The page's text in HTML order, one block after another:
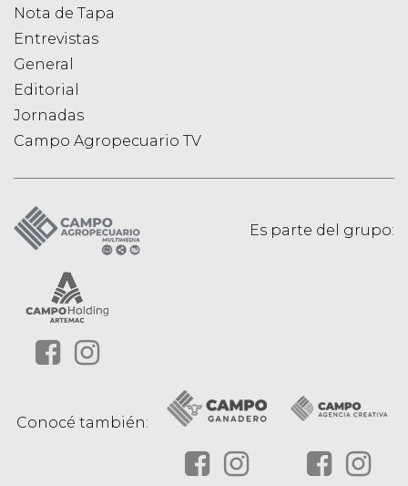
Nota de Tapa
Entrevistas
General
Editorial
Jornadas
Campo Agropecuario TV
Es parte del grupo:
Conocé también: